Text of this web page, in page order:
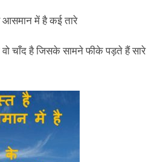
आसमान में है कई तारे
चाँद है जिसके सामने फीके पड़ते हैं सारे